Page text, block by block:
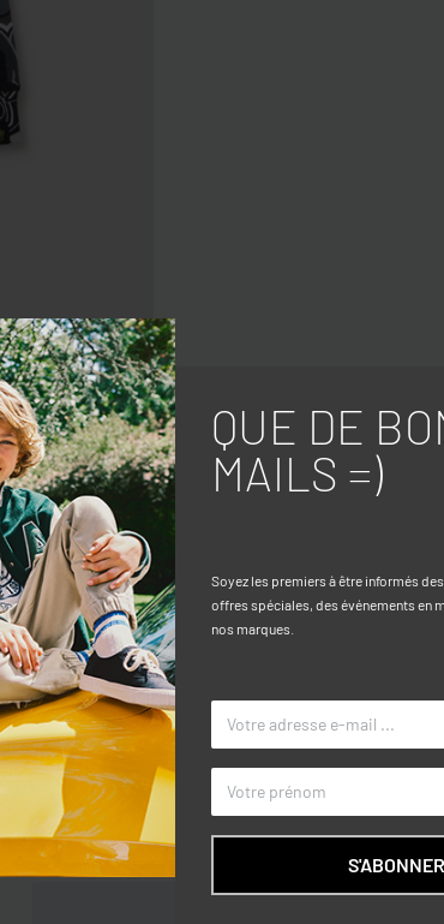
offre chaleur et
graphiques sur toute
et la capuche
CAPUCHE : 100% COTON
COULEUR
QUE DE
MAILS =)
Soyez les premiers à être informés
offres spéciales, des événements en
nos marques.
S'ABONNER